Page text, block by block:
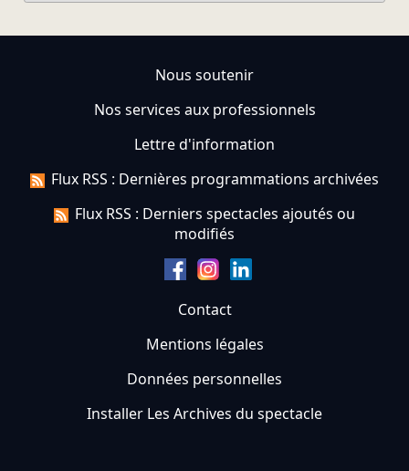
Nous soutenir
Nos services aux professionnels
Lettre d'information
Flux RSS : Dernières programmations archivées
Flux RSS : Derniers spectacles ajoutés ou
modifiés
Contact
Mentions légales
Données personnelles
Installer Les Archives du spectacle